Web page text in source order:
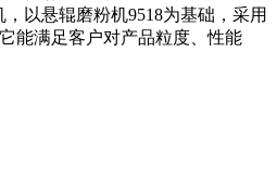
以悬辊磨粉机9518为基础，采用
能满足客户对产品粒度、性能